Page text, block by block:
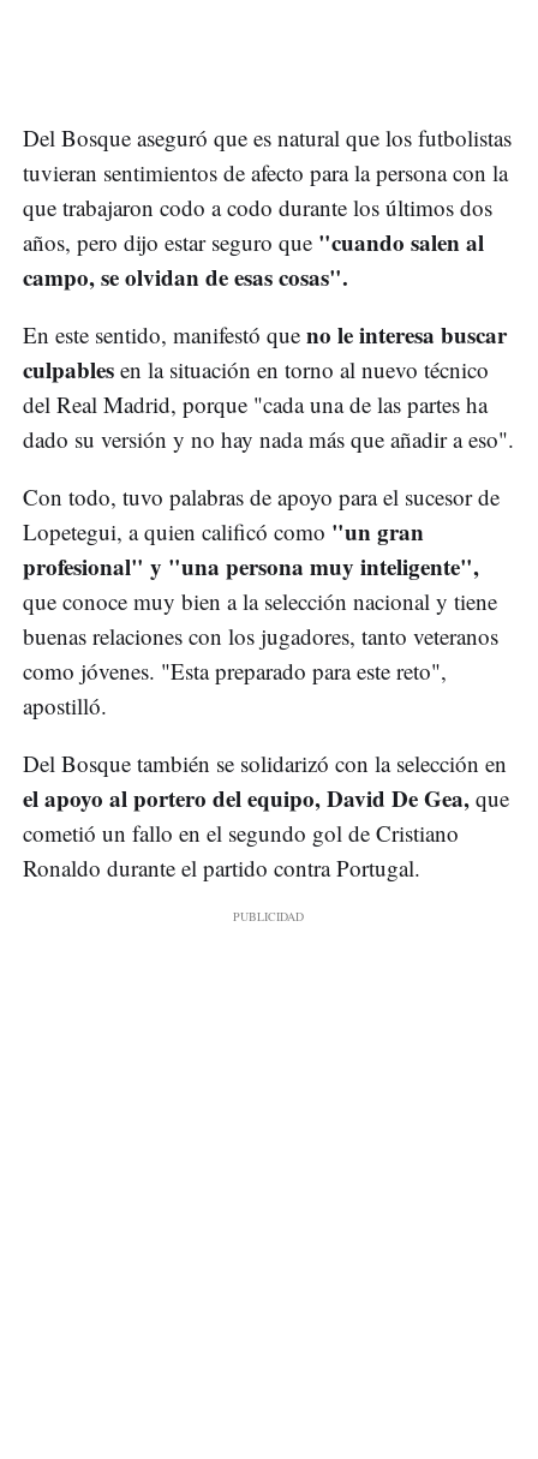
Del Bosque aseguró que es natural que los futbolistas
tuvieran sentimientos de afecto para la persona con la
que trabajaron codo a codo durante los últimos dos
años, pero dijo estar seguro que "cuando salen al
campo, se olvidan de esas cosas".
En este sentido, manifestó que no le interesa buscar
culpables en la situación en torno al nuevo técnico
del Real Madrid, porque "cada una de las partes ha
dado su versión y no hay nada más que añadir a eso".
Con todo, tuvo palabras de apoyo para el sucesor de
Lopetegui, a quien calificó como "un gran
profesional" y "una persona muy inteligente",
que conoce muy bien a la selección nacional y tiene
buenas relaciones con los jugadores, tanto veteranos
como jóvenes. "Esta preparado para este reto",
apostilló.
Del Bosque también se solidarizó con la selección en
el apoyo al portero del equipo, David De Gea, que
cometió un fallo en el segundo gol de Cristiano
Ronaldo durante el partido contra Portugal.